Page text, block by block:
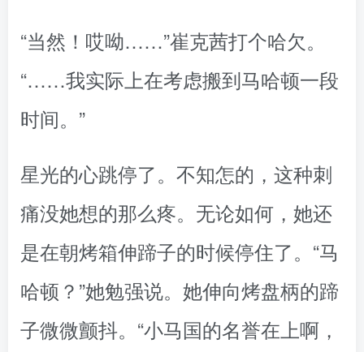
“当然！哎呦……”崔克茜打个哈欠。
“……我实际上在考虑搬到马哈顿一段
时间。”
星光的心跳停了。不知怎的，这种刺
痛没她想的那么疼。无论如何，她还
是在朝烤箱伸蹄子的时候停住了。“马
哈顿？”她勉强说。她伸向烤盘柄的蹄
子微微颤抖。“小马国的名誉在上啊，